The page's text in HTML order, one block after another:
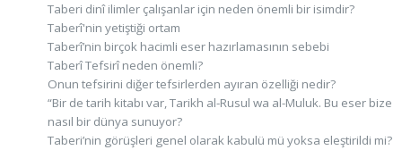
Taberi dinî ilimler çalışanlar için neden önemli bir isimdir?
Taberî'nin yetiştiği ortam
Taberî’nin birçok hacimli eser hazırlamasının sebebi
Taberî Tefsirî neden önemli?
Onun tefsirini diğer tefsirlerden ayıran özelliği nedir?
“Bir de tarih kitabı var, Tarikh al-Rusul wa al-Muluk. Bu eser bize
nasıl bir dünya sunuyor?
Taberi’nin görüşleri genel olarak kabulü mü yoksa eleştirildi mi?